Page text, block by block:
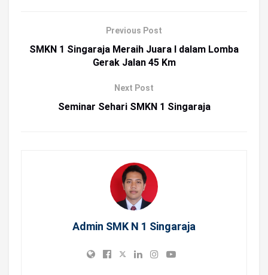
Previous Post
SMKN 1 Singaraja Meraih Juara I dalam Lomba
Gerak Jalan 45 Km
Next Post
Seminar Sehari SMKN 1 Singaraja
Admin SMK N 1 Singaraja